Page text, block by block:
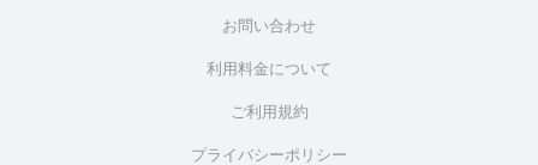
お問い合わせ
利用料金について
ご利用規約
プライバシーポリシー